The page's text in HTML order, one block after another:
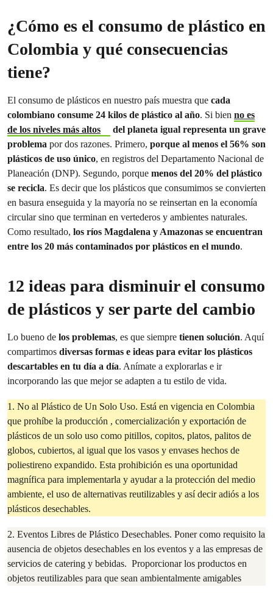
¿Cómo es el consumo de plástico en
Colombia y qué consecuencias
tiene?
El consumo de plásticos en nuestro país muestra que cada
colombiano consume 24 kilos de plástico al año. Si bien no es
de los niveles más altos
del planeta igual representa un grave
problema por dos razones. Primero, porque al menos el 56% son
plásticos de uso único, en registros del Departamento Nacional de
Planeación (DNP). Segundo, porque menos del 20% del plástico
se recicla. Es decir que los plásticos que consumimos se convierten
en basura enseguida y la mayoría no se reinsertan en la economía
circular sino que terminan en vertederos y ambientes naturales.
Como resultado, los ríos Magdalena y Amazonas se encuentran
entre los 20 más contaminados por plásticos en el mundo.
12 ideas para disminuir el consumo
de plásticos y ser parte del cambio
Lo bueno de los problemas, es que siempre tienen solución. Aquí
compartimos diversas formas e ideas para evitar los plásticos
descartables en tu día a día. Anímate a explorarlas e ir
incorporando las que mejor se adapten a tu estilo de vida.
1. No al Plástico de Un Solo Uso. Está en vigencia en Colombia
que prohíbe la producción , comercialización y exportación de
plásticos de un solo uso como pitillos, copitos, platos, palitos de
globos, cubiertos, al igual que los vasos y envases hechos de
poliestireno expandido. Esta prohibición es una oportunidad
magnífica para implementarla y ayudar a la protección del medio
ambiente, el uso de alternativas reutilizables y así decir adiós a los
plásticos desechables.
2. Eventos Libres de Plástico Desechables. Poner como requisito la
ausencia de objetos desechables en los eventos y a las empresas de
servicios de catering y bebidas. Proporcionar los productos en
objetos reutilizables para que sean ambientalmente amigables